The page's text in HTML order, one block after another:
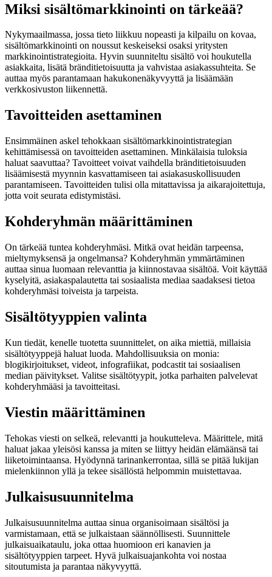
Miksi sisältömarkkinointi on tärkeää?
Nykymaailmassa, jossa tieto liikkuu nopeasti ja kilpailu on kovaa,
sisältömarkkinointi on noussut keskeiseksi osaksi yritysten
markkinointistrategioita. Hyvin suunniteltu sisältö voi houkutella
asiakkaita, lisätä bränditietoisuutta ja vahvistaa asiakassuhteita. Se
auttaa myös parantamaan hakukonenäkyvyyttä ja lisäämään
verkkosivuston liikennettä.
Tavoitteiden asettaminen
Ensimmäinen askel tehokkaan sisältömarkkinointistrategian
kehittämisessä on tavoitteiden asettaminen. Minkälaisia tuloksia
haluat saavuttaa? Tavoitteet voivat vaihdella bränditietoisuuden
lisäämisestä myynnin kasvattamiseen tai asiakasuskollisuuden
parantamiseen. Tavoitteiden tulisi olla mitattavissa ja aikarajoitettuja,
jotta voit seurata edistymistäsi.
Kohderyhmän määrittäminen
On tärkeää tuntea kohderyhmäsi. Mitkä ovat heidän tarpeensa,
mieltymyksensä ja ongelmansa? Kohderyhmän ymmärtäminen
auttaa sinua luomaan relevanttia ja kiinnostavaa sisältöä. Voit käyttää
kyselyitä, asiakaspalautetta tai sosiaalista mediaa saadaksesi tietoa
kohderyhmäsi toiveista ja tarpeista.
Sisältötyyppien valinta
Kun tiedät, kenelle tuotetta suunnittelet, on aika miettiä, millaisia
sisältötyyppejä haluat luoda. Mahdollisuuksia on monia:
blogikirjoitukset, videot, infografiikat, podcastit tai sosiaalisen
median päivitykset. Valitse sisältötyypit, jotka parhaiten palvelevat
kohderyhmääsi ja tavoitteitasi.
Viestin määrittäminen
Tehokas viesti on selkeä, relevantti ja houkutteleva. Määrittele, mitä
haluat jakaa yleisösi kanssa ja miten se liittyy heidän elämäänsä tai
liiketoimintaansa. Hyödynnä tarinankerrontaa, sillä se pitää lukijan
mielenkiinnon yllä ja tekee sisällöstä helpommin muistettavaa.
Julkaisusuunnitelma
Julkaisusuunnitelma auttaa sinua organisoimaan sisältösi ja
varmistamaan, että se julkaistaan säännöllisesti. Suunnittele
julkaisuaikataulu, joka ottaa huomioon eri kanavien ja
sisältötyyppien tarpeet. Hyvä julkaisuajankohta voi nostaa
sitoutumista ja parantaa näkyvyyttä.